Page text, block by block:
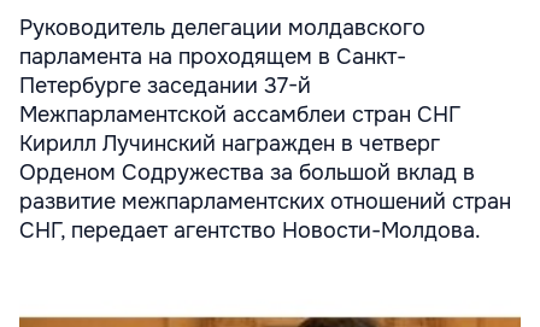
Руководитель делегации молдавского
парламента на проходящем в Санкт-
Петербурге заседании 37-й
Межпарламентской ассамблеи стран СНГ
Кирилл Лучинский награжден в четверг
Орденом Содружества за большой вклад в
развитие межпарламентских отношений стран
СНГ, передает агентство Новости-Молдова.